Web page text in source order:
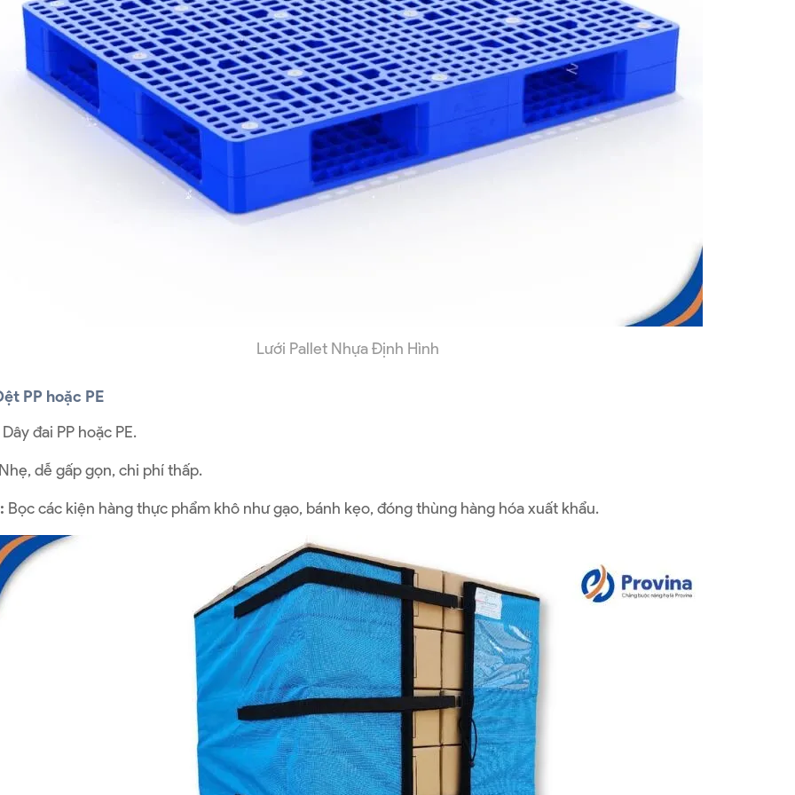
Lưới Pallet Nhựa Định Hình
PP hoặc PE
Dây đai PP hoặc PE.
Nhẹ, dễ gấp gọn, chi phí thấp.
Bọc các kiện hàng thực phẩm khô như gạo, bánh kẹo, đóng thùng hàng hóa xuất khẩu.